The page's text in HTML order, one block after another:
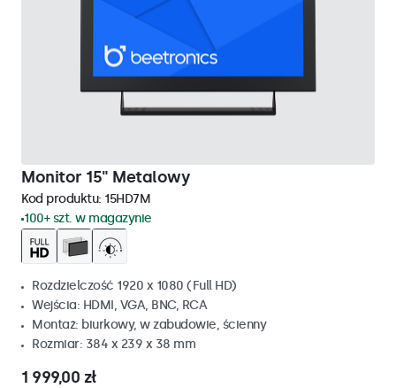
Monitor 15" Metalowy
Kod produktu: 15HD7M
100+ szt. w magazynie
Rozdzielczość 1920 x 1080 (Full HD)
Wejścia: HDMI, VGA, BNC, RCA
Montaż: biurkowy, w zabudowie, ścienny
Rozmiar: 384 x 239 x 38 mm
1 999,00 zł